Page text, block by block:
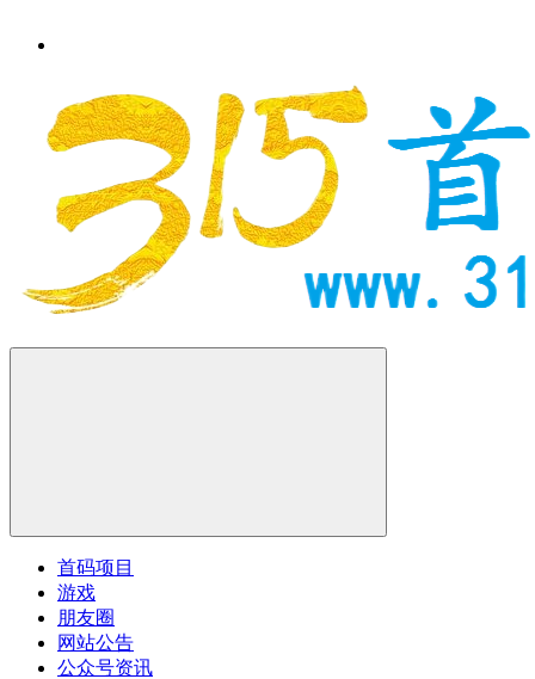
首码项目
游戏
朋友圈
网站公告
公众号资讯